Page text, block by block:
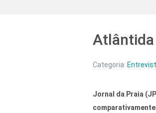
Categoria:
Jornal da Praia